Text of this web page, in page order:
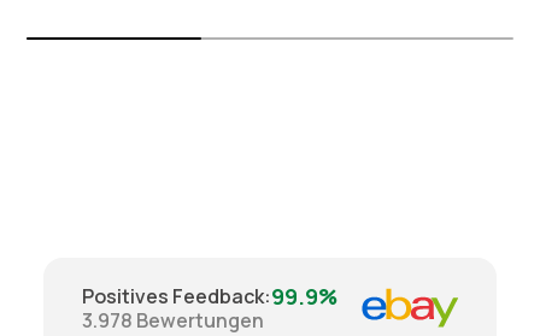
Positives Feedback:99.9%
3.978 Bewertungen